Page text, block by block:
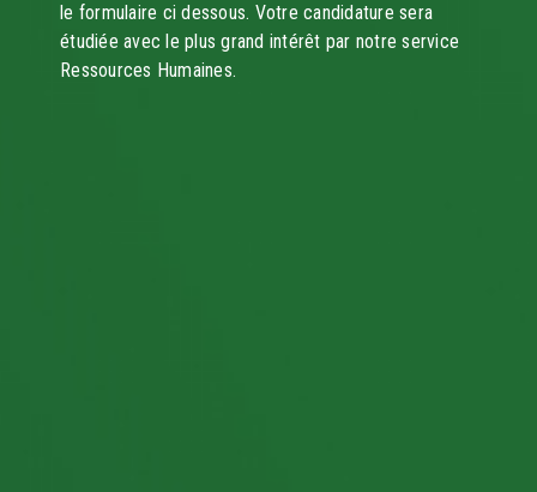
le formulaire ci dessous. Votre candidature sera
étudiée avec le plus grand intérêt par notre service
Ressources Humaines.